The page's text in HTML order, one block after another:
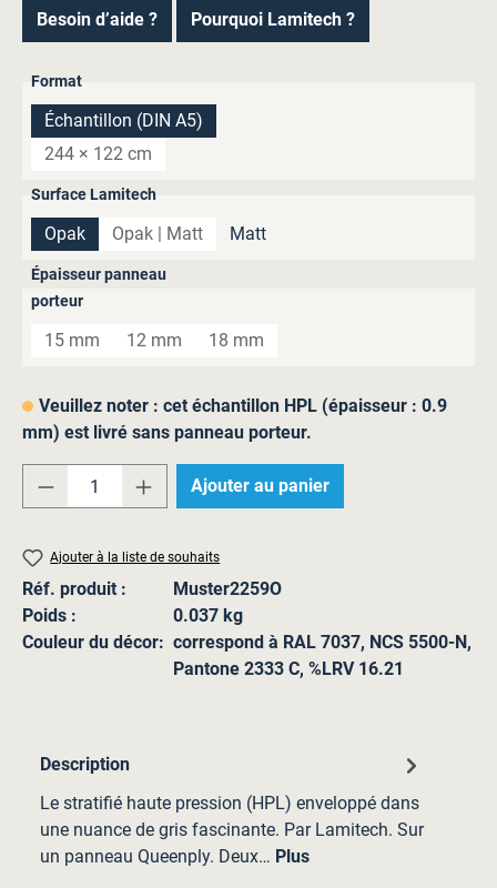
Besoin d’aide ? Pourquoi Lamitech ?
Sélectionnez
Format
Échantillon (DIN A5)
244 × 122 cm
Sélectionnez
Surface Lamitech
Opak Opak | Matt
(Cette option n'est pas disponible pour le
Matt
Sélectionnez
Épaisseur panneau
porteur
15 mm 12 mm 18 mm
Veuillez noter : cet échantillon HPL (épaisseur : 0.9
mm) est livré sans panneau porteur.
Quantité de produit : Entrez la quantité
Ajouter au panier
Ajouter à la liste de souhaits
Réf. produit :
Muster2259O
Poids :
0.037 kg
Couleur du décor: correspond à RAL 7037, NCS 5500-N,
Pantone 2333 C, %LRV 16.21
Description
Le stratifié haute pression (HPL) enveloppé dans
une nuance de gris fascinante. Par Lamitech. Sur
un panneau Queenply. Deux… Plus